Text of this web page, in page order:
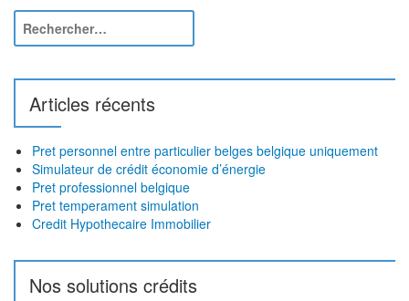
a
t
i
n
d
e
s
a
R
c
h
e
r
:
Articles récents
Pret personnel entre particulier belges belgique uniquement
Simulateur de crédit économie d’énergie
Pret professionnel belgique
Pret temperament simulation
Credit Hypothecaire Immobilier
Nos solutions crédits